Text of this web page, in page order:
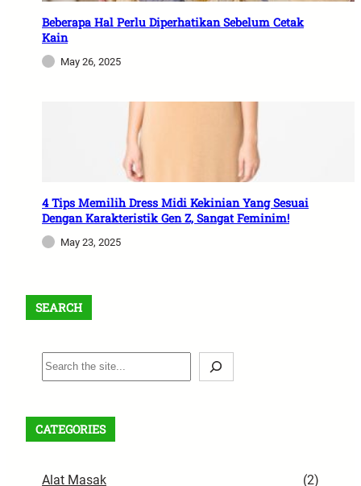
Beberapa Hal Perlu Diperhatikan Sebelum Cetak
Kain
May 26, 2025
4 Tips Memilih Dress Midi Kekinian Yang Sesuai
Dengan Karakteristik Gen Z, Sangat Feminim!
May 23, 2025
SEARCH
S
e
r
c
CATEGORIES
Alat Masak (2)